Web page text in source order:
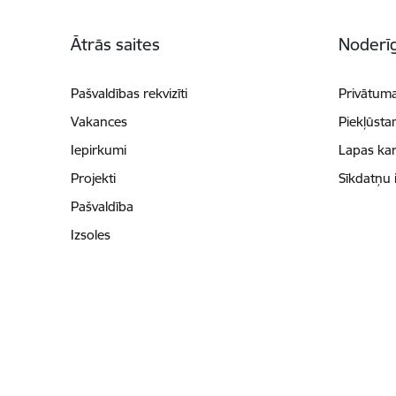
Ātrās saites
Pašvaldības rekvizīti
Vakances
Iepirkumi
Projekti
Pašvaldība
Izsoles
Lapas
Sīkdatņu